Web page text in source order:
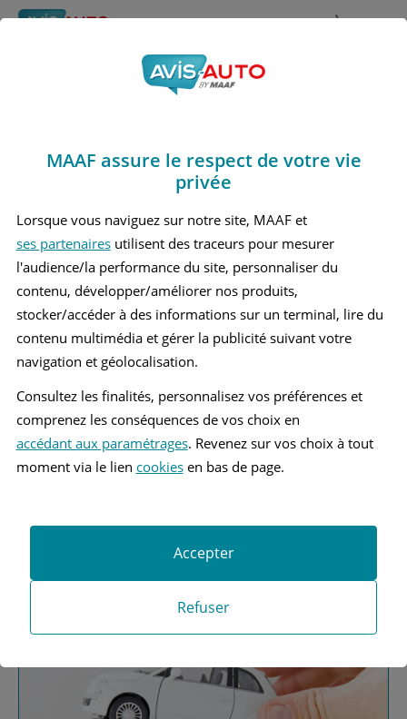
Rechercher À propos
Obtenir un devis d'assurance auto MAAF
Avis Mercedes benz
Marques>Mercedes benz > V220
MERCEDES BENZ V220 1 MONOSPACE
MERCEDES BENZ V220 2 MONOSPACE
assurance automobile ?
Obtenez vos devis MAAF
MAAF assure le respect de votre vie
privée
Lorsque vous naviguez sur notre site, MAAF et
ses partenairesutilisent des traceurs pour mesurer
l'audience/la performance du site, personnaliser du
contenu, développer/améliorer nos produits,
stocker/accéder à des informations sur un terminal, lire du
contenu multimédia et gérer la publicité suivant votre
navigation et géolocalisation.
Consultez les finalités, personnalisez vos préférences et
comprenez les conséquences de vos choix en
accédant aux paramétrages. Revenez sur vos choix à tout
moment via le lien cookiesen bas de page.
Refuser
Accepter